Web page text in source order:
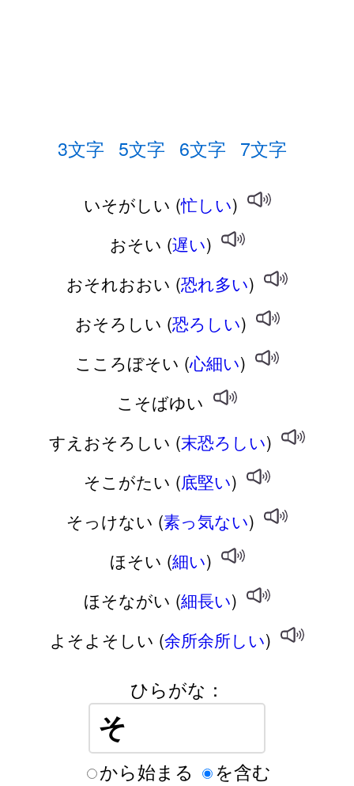
3文字 5文字 6文字 7文字
いそがしい (忙しい)
おそい (遅い)
おそれおおい (恐れ多い)
おそろしい (恐ろしい)
こころぼそい (心細い)
こそばゆい
すえおそろしい (末恐ろしい)
そこがたい (底堅い)
そっけない (素っ気ない)
ほそい (細い)
ほそながい (細長い)
よそよそしい (余所余所しい)
ひらがな：
から始まる を含む